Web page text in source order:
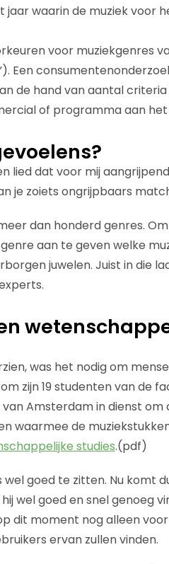
waarin de muziek voor
voor muziekgenres
Een
de hand van aantal criteria
of programma aan
lied dat voor mij
je zoiets ongrijpbaars
dan honderd genres.
aan te geven welke
juwelen. Juist in die
was het nodig om
zijn 19 studenten van de
Amsterdam in dienst om
waarmee de
studies.(pdf)
goed te zitten. Nu komt
wel goed en snel genoeg
dit moment nog alleen
ervan zullen vinden.